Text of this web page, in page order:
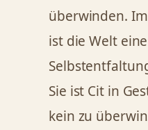
überwinden.
ist die Welt
Sie ist Cit in
kein zu